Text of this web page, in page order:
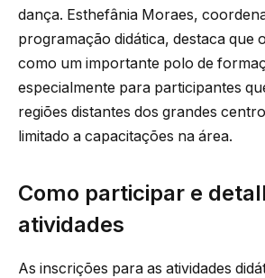
dança. Esthefânia Moraes,
programação didática, destaca que
como um importante polo de
especialmente para participantes
regiões distantes dos grandes
limitado a capacitações na área.
Como participar e
atividades
As inscrições para as atividades